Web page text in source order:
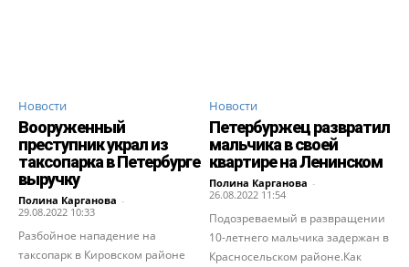
Новости
Вооруженный
преступник украл из
таксопарка в Петербурге
выручку
Полина Карганова -
29.08.2022 10:33
Разбойное нападение на
таксопарк в Кировском районе
Новости
Петербуржец развратил
мальчика в своей
квартире на Ленинском
Полина Карганова -
26.08.2022 11:54
Подозреваемый в развращении
10-летнего мальчика задержан в
Красносельском районе.Как